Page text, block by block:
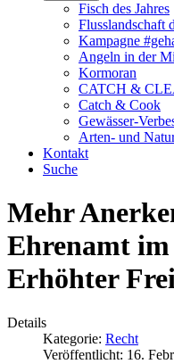
Fisch des Jahres
Flusslandschaft
Kampagne
Angeln in der
Kormoran
CATCH &
Catch & Cook
Gewässer-
Arten- und
Kontakt
Suche
Mehr
Ehrenamt
Erhöhter
Details
Kategorie: Recht
Veröffentlicht: 16.